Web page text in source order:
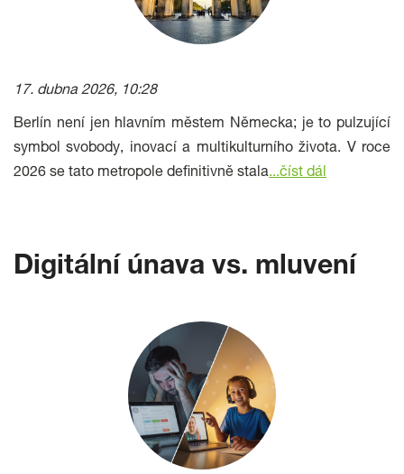
17. dubna 2026, 10:28
Berlín není jen hlavním městem Německa; je to pulzující
symbol svobody, inovací a multikulturního života. V roce
2026 se tato metropole definitivně stala...číst dál
Digitální únava vs. mluvení